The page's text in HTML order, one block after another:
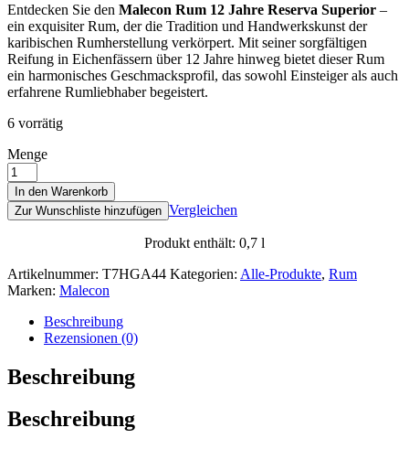
Entdecken Sie den Malecon Rum 12 Jahre Reserva Superior –
ein exquisiter Rum, der die Tradition und Handwerkskunst der
karibischen Rumherstellung verkörpert. Mit seiner sorgfältigen
Reifung in Eichenfässern über 12 Jahre hinweg bietet dieser Rum
ein harmonisches Geschmacksprofil, das sowohl Einsteiger als auch
erfahrene Rumliebhaber begeistert.
6 vorrätig
Menge
In den Warenkorb
Zur Wunschliste hinzufügen Vergleichen
Produkt enthält: 0,7 l
Artikelnummer: T7HGA44 Kategorien: Alle-Produkte, Rum
Marken: Malecon
Beschreibung
Rezensionen (0)
Beschreibung
Beschreibung